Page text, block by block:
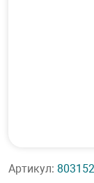
Артикул: 803152